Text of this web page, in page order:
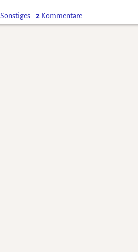
Sonstiges| 2 Kommentare